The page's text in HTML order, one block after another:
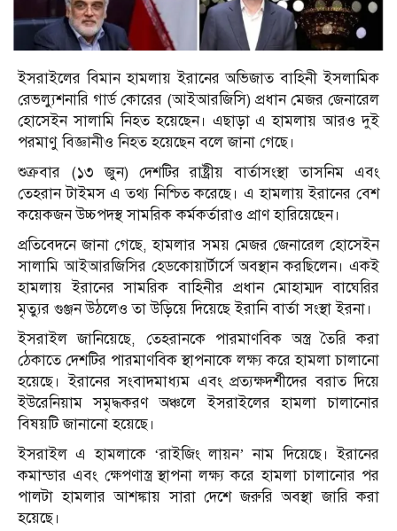
ইসরাইলের বিমান হামলায় ইরানের অভিজাত বাহিনী ইসলামিক
রেভল্যুশনারি গার্ড কোরের (আইআরজিসি) প্রধান মেজর জেনারেল
হোসেইন সালামি নিহত হয়েছেন। এছাড়া এ হামলায় আরও দুই
পরমাণু বিজ্ঞানীও নিহত হয়েছেন বলে জানা গেছে।
শুক্রবার (১৩ জুন) দেশটির রাষ্ট্রীয় বার্তাসংস্থা তাসনিম এবং
তেহরান টাইমস এ তথ্য নিশ্চিত করেছে। এ হামলায় ইরানের বেশ
কয়েকজন উচ্চপদস্থ সামরিক কর্মকর্তারাও প্রাণ হারিয়েছেন।
প্রতিবেদনে জানা গেছে, হামলার সময় মেজর জেনারেল হোসেইন
সালামি আইআরজিসির হেডকোয়ার্টার্সে অবস্থান করছিলেন। একই
হামলায় ইরানের সামরিক বাহিনীর প্রধান মোহাম্মদ বাঘেরির
মৃত্যুর গুঞ্জন উঠলেও তা উড়িয়ে দিয়েছে ইরানি বার্তা সংস্থা ইরনা।
ইসরাইল জানিয়েছে, তেহরানকে পারমাণবিক অস্ত্র তৈরি করা
ঠেকাতে দেশটির পারমাণবিক স্থাপনাকে লক্ষ্য করে হামলা চালানো
হয়েছে। ইরানের সংবাদমাধ্যম এবং প্রত্যক্ষদর্শীদের বরাত দিয়ে
ইউরেনিয়াম সমৃদ্ধকরণ অঞ্চলে ইসরাইলের হামলা চালানোর
বিষয়টি জানানো হয়েছে।
ইসরাইল এ হামলাকে ‘রাইজিং লায়ন’ নাম দিয়েছে। ইরানের
কমান্ডার এবং ক্ষেপণাস্ত্র স্থাপনা লক্ষ্য করে হামলা চালানোর পর
পালটা হামলার আশঙ্কায় সারা দেশে জরুরি অবস্থা জারি করা
হয়েছে।